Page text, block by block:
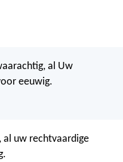
al Uw
eeuwig.
al uw rechtvaardige